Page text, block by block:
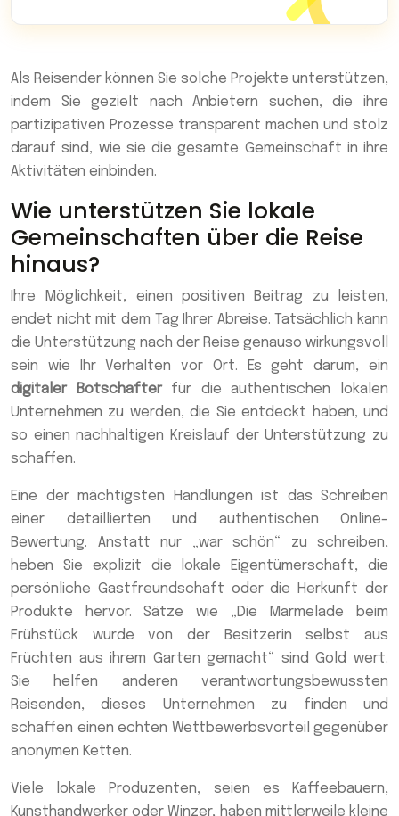
Als Reisender können Sie solche Projekte unterstützen,
indem Sie gezielt nach Anbietern suchen, die ihre
partizipativen Prozesse transparent machen und stolz
darauf sind, wie sie die gesamte Gemeinschaft in ihre
Aktivitäten einbinden.
Wie unterstützen Sie lokale
Gemeinschaften über die Reise
hinaus?
Ihre Möglichkeit, einen positiven Beitrag zu leisten,
endet nicht mit dem Tag Ihrer Abreise. Tatsächlich kann
die Unterstützung nach der Reise genauso wirkungsvoll
sein wie Ihr Verhalten vor Ort. Es geht darum, ein
digitaler Botschafterfür die authentischen lokalen
Unternehmen zu werden, die Sie entdeckt haben, und
so einen nachhaltigen Kreislauf der Unterstützung zu
schaffen.
Eine der mächtigsten Handlungen ist das Schreiben
einer detaillierten und authentischen Online-
Bewertung. Anstatt nur „war schön“ zu schreiben,
heben Sie explizit die lokale Eigentümerschaft, die
persönliche Gastfreundschaft oder die Herkunft der
Produkte hervor. Sätze wie „Die Marmelade beim
Frühstück wurde von der Besitzerin selbst aus
Früchten aus ihrem Garten gemacht“ sind Gold wert.
Sie helfen anderen verantwortungsbewussten
Reisenden, dieses Unternehmen zu finden und
schaffen einen echten Wettbewerbsvorteil gegenüber
anonymen Ketten.
Viele lokale Produzenten, seien es Kaffeebauern,
Kunsthandwerker oder Winzer, haben mittlerweile kleine